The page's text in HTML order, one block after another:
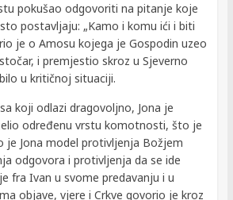
pokušao odgovoriti na pitanje koje
postavljaju: „Kamo i komu ići i biti
je o Amosu kojega je Gospodin uzeo
i premjestio skroz u Sjeverno
u kritičnoj situaciji.
koji odlazi dragovoljno, Jona je
određenu vrstu komotnosti, što je
je Jona model protivljenja Božjem
odgovora i protivljenja da se ide
je fra Ivan u svome predavanju i u
objave, vjere i Crkve govorio je kroz